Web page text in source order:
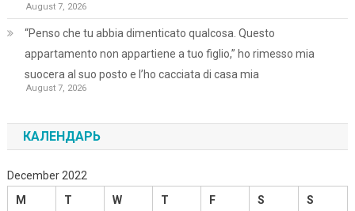
August 7, 2026
“Penso che tu abbia dimenticato qualcosa. Questo
appartamento non appartiene a tuo figlio,” ho rimesso mia
suocera al suo posto e l’ho cacciata di casa mia
August 7, 2026
КАЛЕНДАРЬ
December 2022
M
T W T F S S